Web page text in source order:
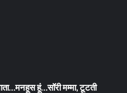
हूं…सॉरी मम्मा, टूटती